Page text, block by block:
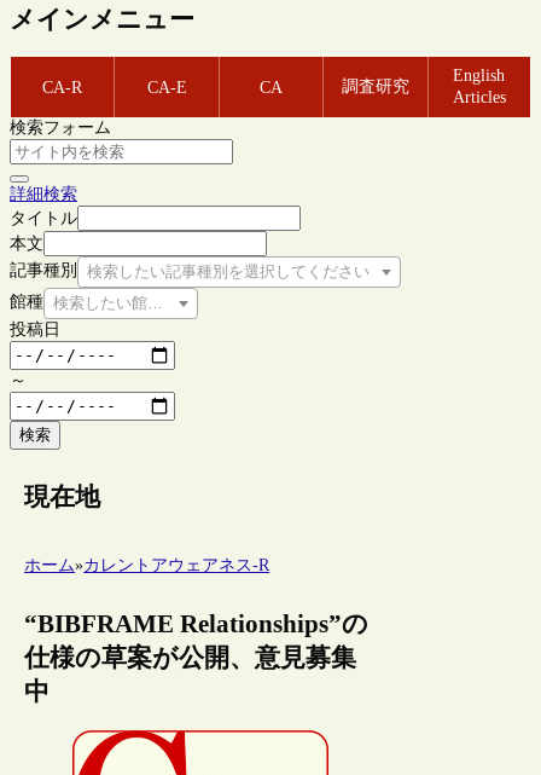
メインメニュー
CA-R CA-E CA 調査研究
English
Articles
検索フォーム
詳細検索
タイトル
本文
記事種別
検索したい記事種別を選択してください
館種 検索したい館種を選択してください
投稿日
～
検索
現在地
ホーム»カレントアウェアネス-R
“BIBFRAME Relationships”の
仕様の草案が公開、意見募集
中